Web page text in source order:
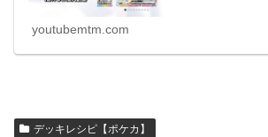
youtubemtm.com
デッキレシピ【ポケカ】